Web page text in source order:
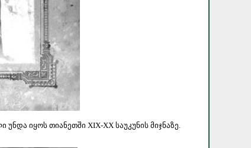
იყოს თიანეთში XIX-XX საუკუნის მიჯნაზე.